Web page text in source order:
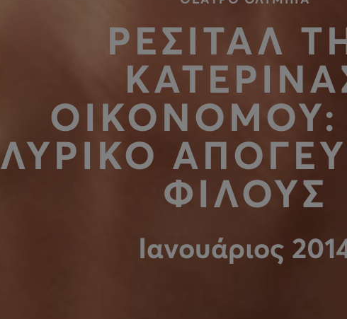
ΡΕΣΙΤΑΛ
ΟΙΚΟΝΟΜΟΥ:
ΛΥΡΙΚΟ
ΦΙΛΟΥΣ
Ιανουάριος